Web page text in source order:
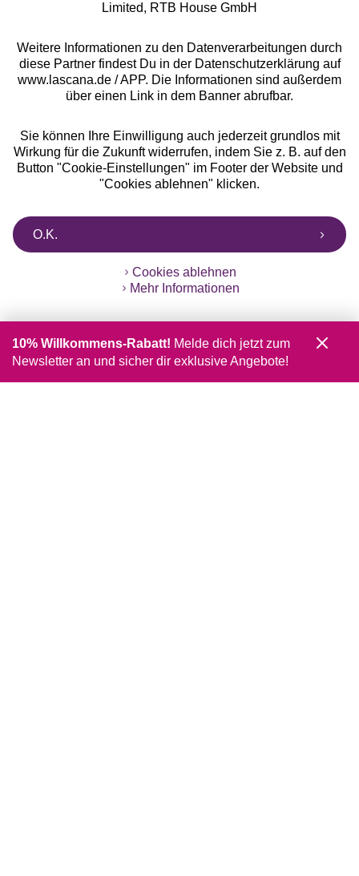
Limited, RTB House GmbH
Weitere Informationen zu den Datenverarbeitungen durch
diese Partner findest Du in der Datenschutzerklärung auf
www.lascana.de / APP. Die Informationen sind außerdem
über einen Link in dem Banner abrufbar.
Sie können Ihre Einwilligung auch jederzeit grundlos mit
Wirkung für die Zukunft widerrufen, indem Sie z. B. auf den
Button "Cookie-Einstellungen" im Footer der Website und
"Cookies ablehnen" klicken.
O.K.
Cookies ablehnen
Mehr Informationen
10% Willkommens-Rabatt! Melde dich jetzt zum
Newsletter an und sicher dir exklusive Angebote!